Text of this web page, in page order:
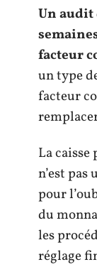
Un audit
facteur
un type
facteur
La
n’est pas
pour
du
les
réglage